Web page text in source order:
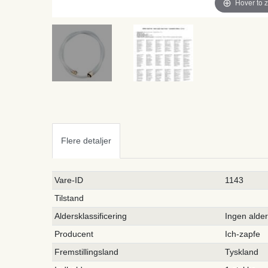
Hover to
Flere detaljer
Ceres::Template.singleItemTechnicalDataAttribute
Ceres::Template.singleItemTechnicalDataValue
Vare-ID
1143
Tilstand
Aldersklassificering
Ingen
Producent
Ich-zapfe
Fremstillingsland
Tyskland